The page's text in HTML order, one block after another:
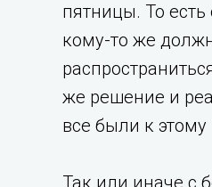
пятницы. То
кому-то же
же решение и
все были к этому